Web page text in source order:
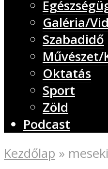
Galéria/
Szabadidő
Oktatás
Sport
Zöld
Podcast
Kezdőlap »